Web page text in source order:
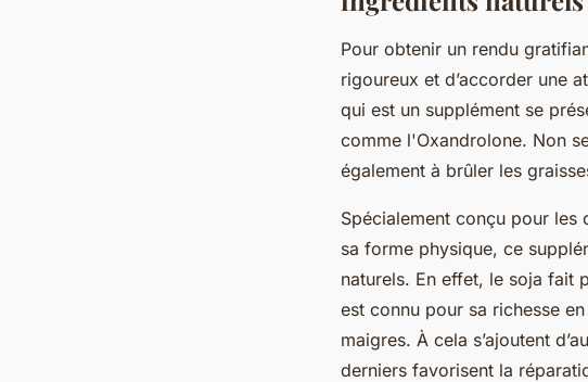
Pour obtenir un rendu
rigoureux et d’accorder une
qui est un supplément se
comme l'Oxandrolone. Non
également à brûler les
Spécialement conçu pour les
sa forme physique, ce
naturels. En effet, le soja fait
est connu pour sa richesse
maigres. À cela s’ajoutent
derniers favorisent la